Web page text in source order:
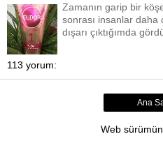
Zamanın garip bir
sonrası insanlar daha
dışarı çıktığımda
113 yorum:
Ana
Web